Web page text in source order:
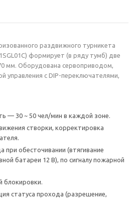
раздвижного турникета
формирует (в ряду тумб) две
мм. Оборудована сервоприводом,
управления с DIP-переключателями,
— 30 ~ 50 чел/мин в каждой зоне.
створки, корректировка
обесточивании (втягивание
батареи 12 В), по сигналу пожарной
блокировки.
статуса прохода (разрешение,